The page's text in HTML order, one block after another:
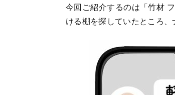
今回ご紹介するのは「竹材
ける棚を探していたところ、